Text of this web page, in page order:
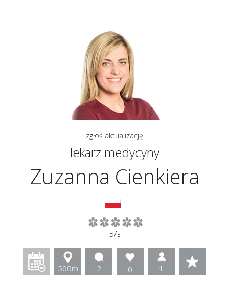
zgłoś aktualizację
lekarz medycyny
Zuzanna Cienkiera
5/5
500m 2 0 1